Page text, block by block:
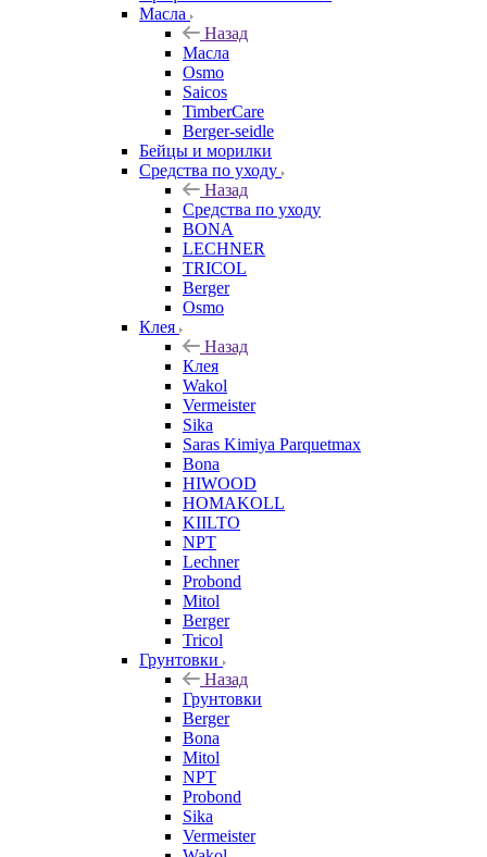
Масла
Назад
Масла
Osmo
Saicos
TimberCare
Berger-seidle
Бейцы и морилки
Средства по уходу
Назад
Средства по уходу
BONA
LECHNER
TRICOL
Berger
Osmo
Клея
Назад
Клея
Wakol
Vermeister
Sika
Saras Kimiya Parquetmax
Bona
HIWOOD
HOMAKOLL
KIILTO
NPT
Lechner
Probond
Mitol
Berger
Tricol
Грунтовки
Назад
Грунтовки
Berger
Bona
Mitol
NPT
Probond
Sika
Vermeister